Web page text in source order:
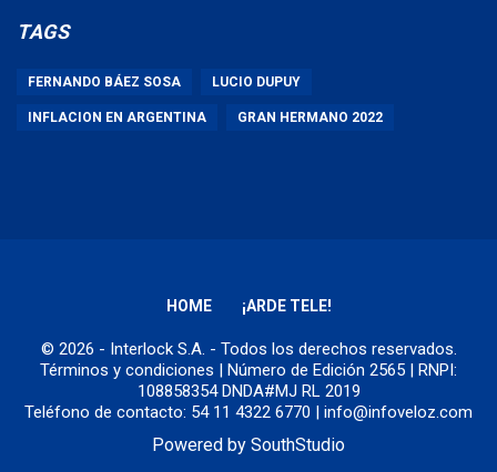
TAGS
FERNANDO BÁEZ SOSA LUCIO DUPUY
INFLACION EN ARGENTINA GRAN HERMANO 2022
HOME ¡ARDE TELE!
© 2026 - Interlock S.A. - Todos los derechos reservados.
Términos y condiciones | Número de Edición 2565 | RNPI:
108858354 DNDA#MJ RL 2019
Teléfono de contacto: 54 11 4322 6770 | info@infoveloz.com
Powered by SouthStudio